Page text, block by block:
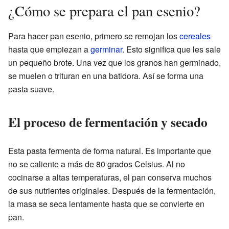
¿Cómo se prepara el pan esenio?
Para hacer pan esenio, primero se remojan loscereales
hasta que empiezan agerminar. Esto significa que les sale
un pequeño brote. Una vez que los granos han germinado,
se muelen o trituran en una batidora. Así se forma una
pasta suave.
El proceso de fermentación y secado
Esta pasta fermenta de forma natural. Es importante que
no se caliente a más de 80 grados Celsius. Al no
cocinarse a altas temperaturas, el pan conserva muchos
de sus nutrientes originales. Después de la fermentación,
la masa se seca lentamente hasta que se convierte en
pan.